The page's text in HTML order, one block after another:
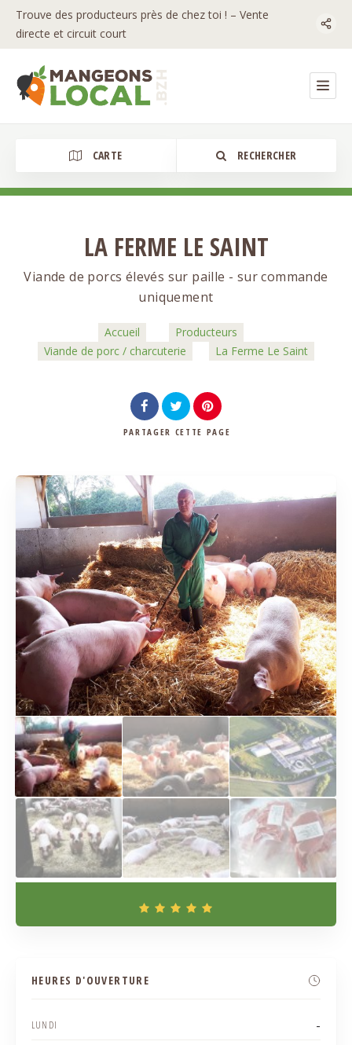
Trouve des producteurs près de chez toi ! – Vente
directe et circuit court
CARTE RECHERCHER
Catégorie
LA FERME LE SAINT
Viande de porcs élevés sur paille - sur commande
uniquement
Accueil
Producteurs
Viande de porc / charcuterie
La Ferme Le Saint
PARTAGER CETTE PAGE
HEURES D'OUVERTURE
LUNDI -